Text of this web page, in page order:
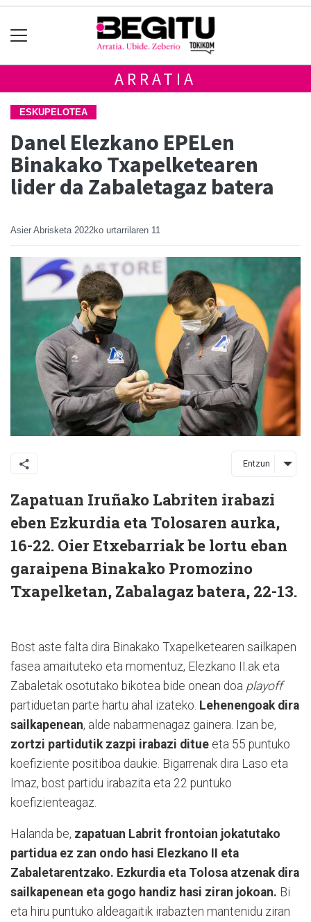
ARRATIA
ESKUPELOTEA
Danel Elezkano EPELen
Binakako Txapelketearen
lider da Zabaletagaz batera
Asier Abrisketa 2022ko urtarrilaren 11
Entzun
Zapatuan Iruñako Labriten irabazi
eben Ezkurdia eta Tolosaren aurka,
16-22. Oier Etxebarriak be lortu eban
garaipena Binakako Promozino
Txapelketan, Zabalagaz batera, 22-13.
Bost aste falta dira Binakako Txapelketearen sailkapen
fasea amaituteko eta momentuz, Elezkano II.ak eta
Zabaletak osotutako bikotea bide onean doa playoff
partiduetan parte hartu ahal izateko. Lehenengoak dira
sailkapenean, alde nabarmenagaz gainera. Izan be,
zortzi partidutik zazpi irabazi ditue eta 55 puntuko
koefiziente positiboa daukie. Bigarrenak dira Laso eta
Imaz, bost partidu irabazita eta 22 puntuko
koefizienteagaz.
Halanda be, zapatuan Labrit frontoian jokatutako
partidua ez zan ondo hasi Elezkano II eta
Zabaletarentzako. Ezkurdia eta Tolosa atzenak dira
sailkapenean eta gogo handiz hasi ziran jokoan. Bi
eta hiru puntuko aldeagaitik irabazten mantenidu ziran